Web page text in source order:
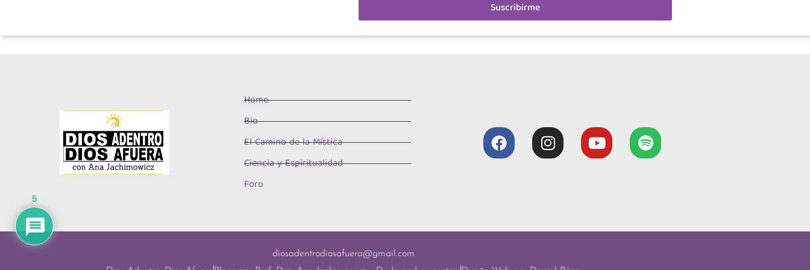
Suscribirme
Home
Bio
El Camino de la Mística
Ciencia y Espiritualidad
Foro
diosadentrodiosafuera@gmail.com
5